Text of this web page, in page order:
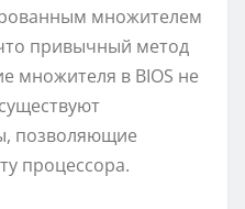
множителем
привычный метод
множителя в BIOS не
позволяющие
процессора.